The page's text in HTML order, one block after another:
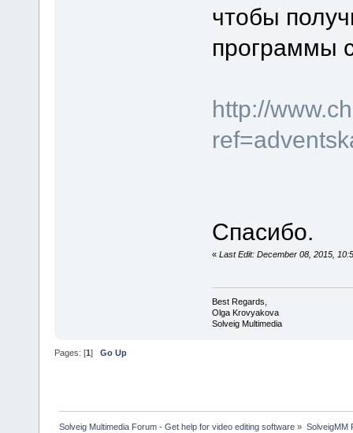
чтобы
программы
http://
Спасибо.
« Last Edit: December 08, 2015,
Best Regards,
Olga Krovyakova
Solveig Multimedia
Pages: [1] Go Up
Solveig Multimedia Forum - Get help for video editing software » SolveigMM